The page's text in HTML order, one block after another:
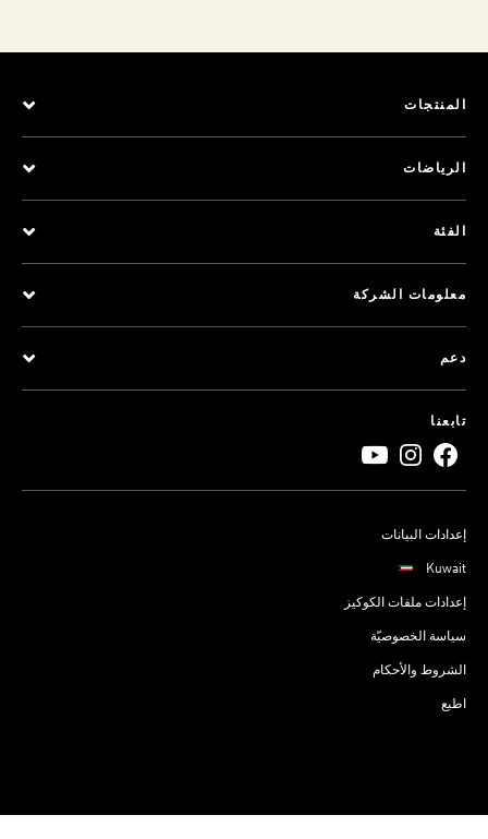
المنتجات
الرياضات
الفئة
معلومات الشركة
دعم
تابعنا
إعدادات البيانات
Kuwait
إعدادات ملفات الكوكيز
سياسة الخصوصيّة
الشروط والأحكام
اطبع